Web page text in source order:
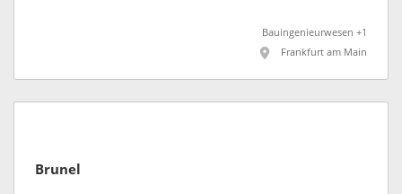
Bauingenieurwesen +1
Frankfurt am Main
Brunel